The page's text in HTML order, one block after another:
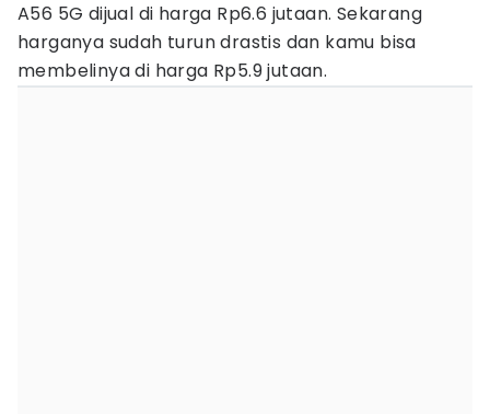
A56 5G dijual di harga Rp6.6 jutaan. Sekarang
harganya sudah turun drastis dan kamu bisa
membelinya di harga Rp5.9 jutaan.